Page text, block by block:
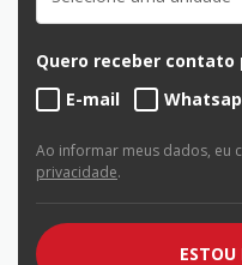
Quero receber contato
E-mail
Ao informar meus dados, eu
privacidade.
ESTOU